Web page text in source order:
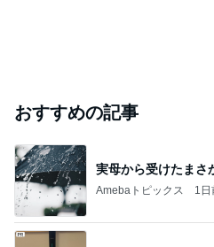
おすすめの記事
実母から受けたまさ
Amebaトピックス 1日